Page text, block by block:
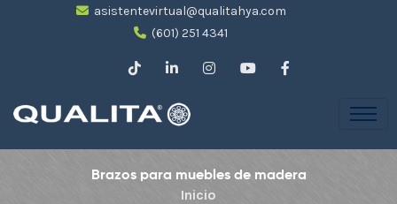
asistentevirtual@qualitahya.com
(601) 251 4341
Brazos para muebles de madera
Inicio